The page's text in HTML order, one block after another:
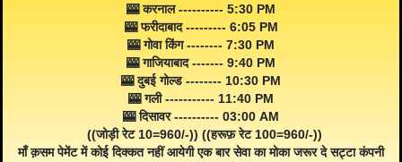
🎰 करनाल ---------- 5:30 PM
🎰 फरीदाबाद --------- 6:05 PM
🎰 गोवा किंग -------- 7:30 PM
🎰 गाजियाबाद ------- 9:40 PM
🎰 दुबई गोल्ड -------- 10:30 PM
🎰 गली ----------- 11:40 PM
🎰 दिसावर ---------- 03:00 AM
((जोड़ी रेट 10=960/-)) ((हरूफ़ रेट 100=960/-))
माँ क़सम पेमेंट में कोई दिक्कत नहीं आयेगी एक बार सेवा का मोका जरूर दे सट्टा कंपनी